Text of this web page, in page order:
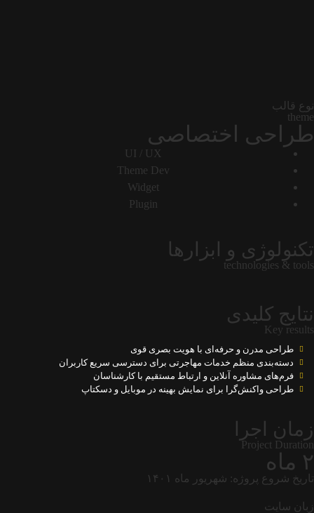
نوع قالب
theme
طراحی اختصاصی
UI / UX
Theme Dev
Widget
Plugin
تکنولوژی و ابزارها
technologies & tools
نتایج کلیدی
Key results
طراحی مدرن و حرفه‌ای با هویت بصری قوی
دسته‌بندی منظم خدمات مهاجرتی برای دسترسی سریع کاربران
فرم‌های مشاوره آنلاین و ارتباط مستقیم با کارشناسان
طراحی واکنش‌گرا برای نمایش بهینه در موبایل و دسکتاپ
زمان اجرا
Project Duration
۲ ماه
تاریخ شروع پروژه: شهریور ماه ۱۴۰۱
زبان سایت